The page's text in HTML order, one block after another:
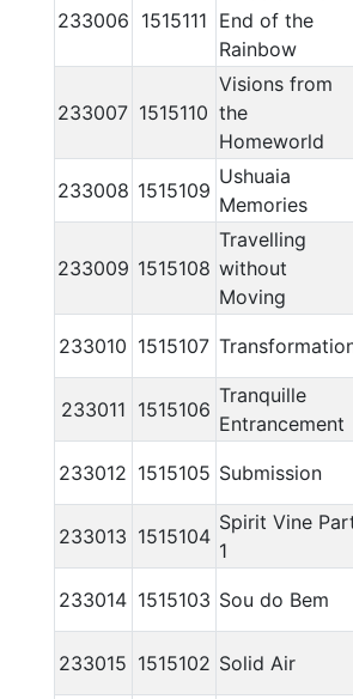
233006 1515111 End of the
Rainbow
233007 1515110
Visions from
the
Homeworld
233008 1515109
Ushuaia
Memories
233009 1515108
Travelling
without
Moving
233010 1515107
233011 1515106
Tranquille
Entrancement
233012 1515105 Submission
233013 1515104
Spirit Vine
1
233014 1515103 Sou do Bem
233015 1515102 Solid Air